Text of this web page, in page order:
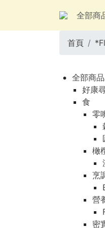
全部商
首頁
全部商
好康
食
零
橄
烹
營
密